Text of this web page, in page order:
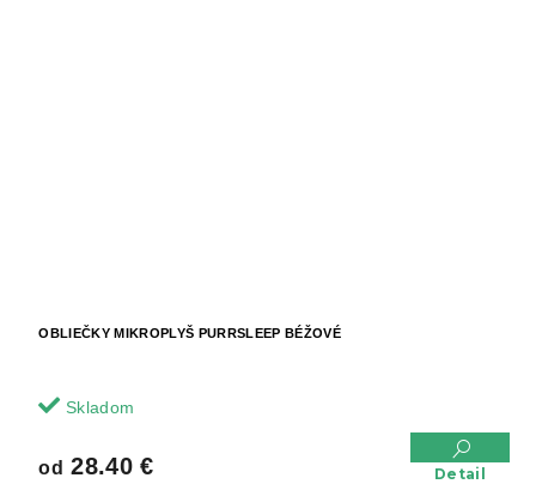
OBLIEČKY MIKROPLYŠ PURRSLEEP BÉŽOVÉ
Skladom
od 28.40 € Detail